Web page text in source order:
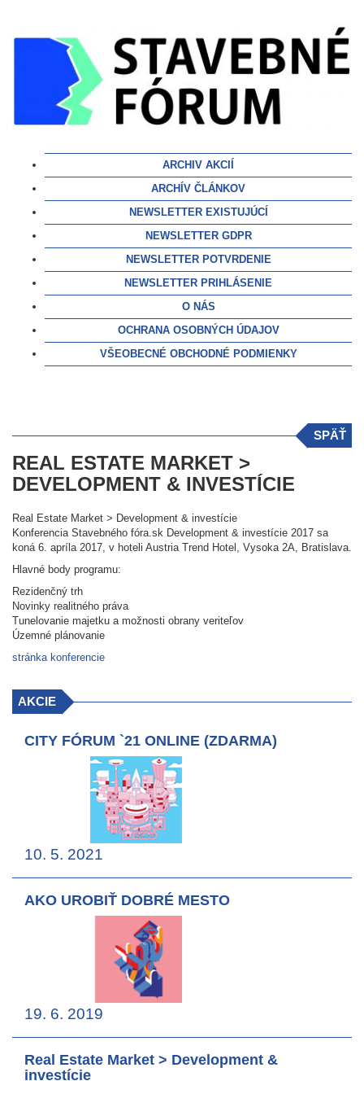
ARCHIV AKCIÍ
ARCHÍV ČLÁNKOV
NEWSLETTER EXISTUJÚCÍ
NEWSLETTER GDPR
NEWSLETTER POTVRDENIE
NEWSLETTER PRIHLÁSENIE
O NÁS
OCHRANA OSOBNÝCH ÚDAJOV
VŠEOBECNÉ OBCHODNÉ PODMIENKY
SPÄŤ
REAL ESTATE MARKET >
DEVELOPMENT & INVESTÍCIE
Real Estate Market > Development & investície
Konferencia Stavebného fóra.sk Development & investície 2017 sa
koná 6. apríla 2017, v hoteli Austria Trend Hotel, Vysoka 2A, Bratislava.
Hlavné body programu:
Rezidenčný trh
Novinky realitného práva
Tunelovanie majetku a možnosti obrany veriteľov
Územné plánovanie
stránka konferencie
AKCIE
CITY FÓRUM `21 ONLINE (ZDARMA)
10. 5. 2021
AKO UROBIŤ DOBRÉ MESTO
19. 6. 2019
Real Estate Market > Development &
investície